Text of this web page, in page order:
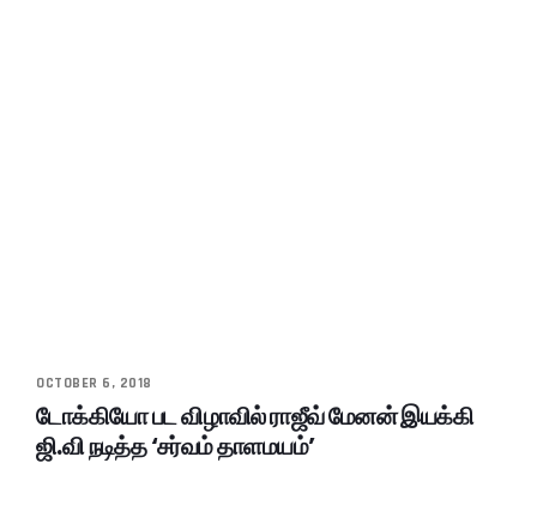
OCTOBER 6, 2018
டோக்கியோ பட விழாவில் ராஜீவ் மேனன் இயக்கி
ஜி.வி நடித்த ‘சர்வம் தாளமயம்’